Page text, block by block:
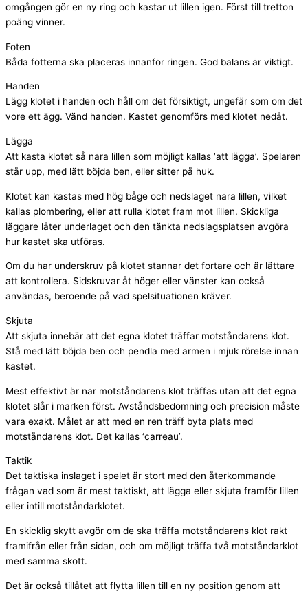
omgången gör en ny ring och kastar ut lillen igen. Först till tretton
poäng vinner.
Foten
Båda fötterna ska placeras innanför ringen. God balans är viktigt.
Handen
Lägg klotet i handen och håll om det försiktigt, ungefär som om det
vore ett ägg. Vänd handen. Kastet genomförs med klotet nedåt.
Lägga
Att kasta klotet så nära lillen som möjligt kallas ‘att lägga’. Spelaren
står upp, med lätt böjda ben, eller sitter på huk.
Klotet kan kastas med hög båge och nedslaget nära lillen, vilket
kallas plombering, eller att rulla klotet fram mot lillen. Skickliga
läggare låter underlaget och den tänkta nedslagsplatsen avgöra
hur kastet ska utföras.
Om du har underskruv på klotet stannar det fortare och är lättare
att kontrollera. Sidskruvar åt höger eller vänster kan också
användas, beroende på vad spelsituationen kräver.
Skjuta
Att skjuta innebär att det egna klotet träffar motståndarens klot.
Stå med lätt böjda ben och pendla med armen i mjuk rörelse innan
kastet.
Mest effektivt är när motståndarens klot träffas utan att det egna
klotet slår i marken först. Avståndsbedömning och precision måste
vara exakt. Målet är att med en ren träff byta plats med
motståndarens klot. Det kallas ‘carreau’.
Taktik
Det taktiska inslaget i spelet är stort med den återkommande
frågan vad som är mest taktiskt, att lägga eller skjuta framför lillen
eller intill motståndarklotet.
En skicklig skytt avgör om de ska träffa motståndarens klot rakt
framifrån eller från sidan, och om möjligt träffa två motståndarklot
med samma skott.
Det är också tillåtet att flytta lillen till en ny position genom att